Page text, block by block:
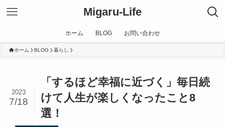
Migaru-Life
ホーム BLOG お問い合わせ
ホーム BLOG 暮らし
「するほど幸福に近づく」毎日続
けて人生が楽しくなったこと8
選！
2023
7/18